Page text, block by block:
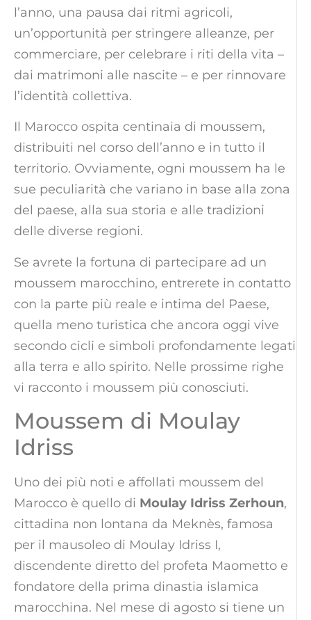
l’anno, una pausa dai ritmi agricoli,
un’opportunità per stringere alleanze, per
commerciare, per celebrare i riti della vita –
dai matrimoni alle nascite – e per rinnovare
l’identità collettiva.
Il Marocco ospita centinaia di moussem,
distribuiti nel corso dell’anno e in tutto il
territorio. Ovviamente, ogni moussem ha le
sue peculiarità che variano in base alla zona
del paese, alla sua storia e alle tradizioni
delle diverse regioni.
Se avrete la fortuna di partecipare ad un
moussem marocchino, entrerete in contatto
con la parte più reale e intima del Paese,
quella meno turistica che ancora oggi vive
secondo cicli e simboli profondamente legati
alla terra e allo spirito. Nelle prossime righe
vi racconto i moussem più conosciuti.
Moussem di Moulay
Idriss
Uno dei più noti e affollati moussem del
Marocco è quello di Moulay Idriss Zerhoun,
cittadina non lontana da Meknès, famosa
per il mausoleo di Moulay Idriss I,
discendente diretto del profeta Maometto e
fondatore della prima dinastia islamica
marocchina. Nel mese di agosto si tiene un